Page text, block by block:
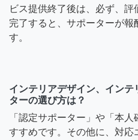
ビス提供終了後は、必ず、
完了すると、サポーターが報
す。
インテリアデザイン、イン
ターの選び方は？
「認定サポーター」や「本
すすめです。その他に、対